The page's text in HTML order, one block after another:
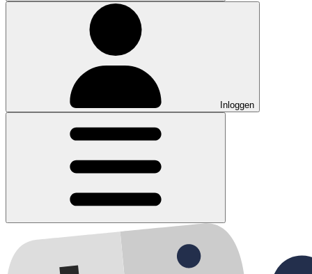
Inloggen